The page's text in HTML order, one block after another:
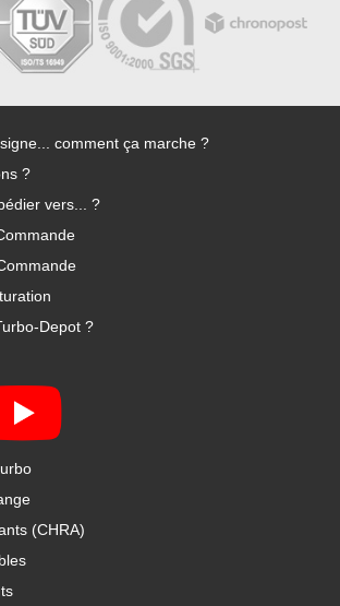
comment ça marche ?
?
vers... ?
Depot ?
(CHRA)